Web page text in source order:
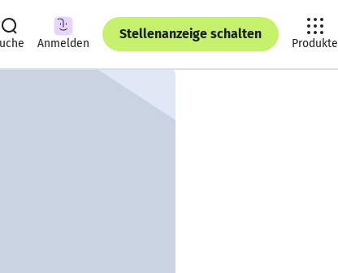
Anmelden
Stellenanzeige schalten
Produkte